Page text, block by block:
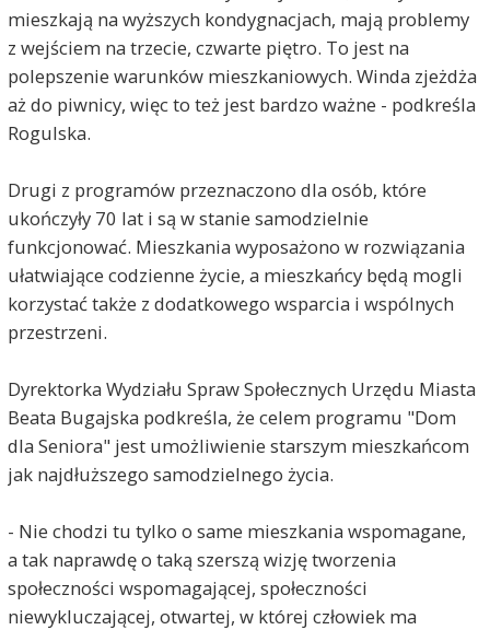
mieszkają na wyższych kondygnacjach, mają problemy
z wejściem na trzecie, czwarte piętro. To jest na
polepszenie warunków mieszkaniowych. Winda zjeżdża
aż do piwnicy, więc to też jest bardzo ważne - podkreśla
Rogulska.
Drugi z programów przeznaczono dla osób, które
ukończyły 70 lat i są w stanie samodzielnie
funkcjonować. Mieszkania wyposażono w rozwiązania
ułatwiające codzienne życie, a mieszkańcy będą mogli
korzystać także z dodatkowego wsparcia i wspólnych
przestrzeni.
Dyrektorka Wydziału Spraw Społecznych Urzędu Miasta
Beata Bugajska podkreśla, że celem programu "Dom
dla Seniora" jest umożliwienie starszym mieszkańcom
jak najdłuższego samodzielnego życia.
- Nie chodzi tu tylko o same mieszkania wspomagane,
a tak naprawdę o taką szerszą wizję tworzenia
społeczności wspomagającej, społeczności
niewykluczającej, otwartej, w której człowiek ma